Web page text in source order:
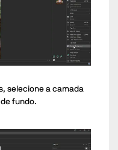
selecione a camada
fundo.